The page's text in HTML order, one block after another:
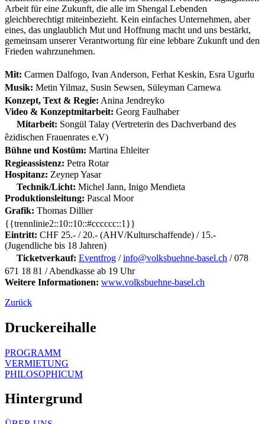
Arbeit für eine Zukunft, die alle im Shengal Lebenden
gleichberechtigt miteinbezieht. Kein einfaches Unternehmen, aber
eines, das unglaublich Mut und Hoffnung macht und uns bestärkt,
gemeinsam unserer Verantwortung für eine lebbare Zukunft und den
Frieden wahrzunehmen.
Mit: Carmen Dalfogo, Ivan Anderson, Ferhat Keskin, Esra Ugurlu
Musik: Metin Yilmaz, Susin Sewsen, Süleyman Carnewa
Konzept, Text & Regie: Anina Jendreyko
Video & Konzeptmitarbeit: Georg Faulhaber
Mitarbeit: Songül Talay (Vertreterin des Dachverband des
êzidischen Frauenrates e.V)
Bühne und Kostüm: Martina Ehleiter
Regieassistenz: Petra Rotar
Hospitanz: Zeynep Yasar
Technik/Licht: Michel Jann, Inigo Mendieta
Produktionsleitung: Pascal Moor
Grafik: Thomas Dillier
{{trennlinie2::10::10::#cccccc::1}}
Eintritt: CHF 25.- / 20.- (AHV/Kulturschaffende) / 15.-
(Jugendliche bis 18 Jahren)
Ticketverkauf: Eventfrog /info@volksbuehne-basel.ch / 078
671 18 81 / Abendkasse ab 19 Uhr
Weitere Informationen: www.volksbuehne-basel.ch
Zurück
Druckereihalle
PROGRAMM
VERMIETUNG
PHILOSOPHICUM
Hintergrund